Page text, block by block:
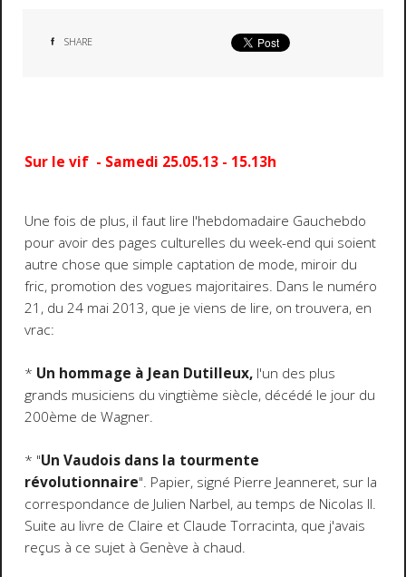
SHARE
Sur le vif - Samedi 25.05.13 - 15.13h
Une fois de plus, il faut lire l'hebdomadaire Gauchebdo
pour avoir des pages culturelles du week-end qui soient
autre chose que simple captation de mode, miroir du
fric, promotion des vogues majoritaires. Dans le numéro
21, du 24 mai 2013, que je viens de lire, on trouvera, en
vrac:
* Un hommage à Jean Dutilleux,l'un des plus
grands musiciens du vingtième siècle, décédé le jour du
200ème de Wagner.
* "Un Vaudois dans la tourmente
révolutionnaire". Papier, signé Pierre Jeanneret, sur la
correspondance de Julien Narbel, au temps de Nicolas II.
Suite au livre de Claire et Claude Torracinta, que j'avais
reçus à ce sujet à Genève à chaud.